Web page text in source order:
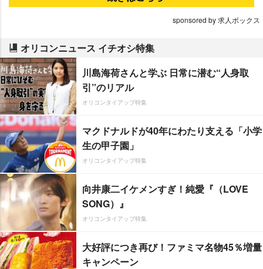
sponsored by 求人ボックス
オリコンニュース イチオシ特集
川島海荷さんと学ぶ 日常に潜む“人身取
引”のリアル
オリコンタイアップ特集
マクドナルドが40年にわたり支える「小学
生の甲子園」
オリコンタイアップ特集
向井康二イケメンすぎ！純愛『（LOVE
SONG）』
オリコンタイアップ特集
大好評につき再び！ファミマ名物45％増量
キャンペーン